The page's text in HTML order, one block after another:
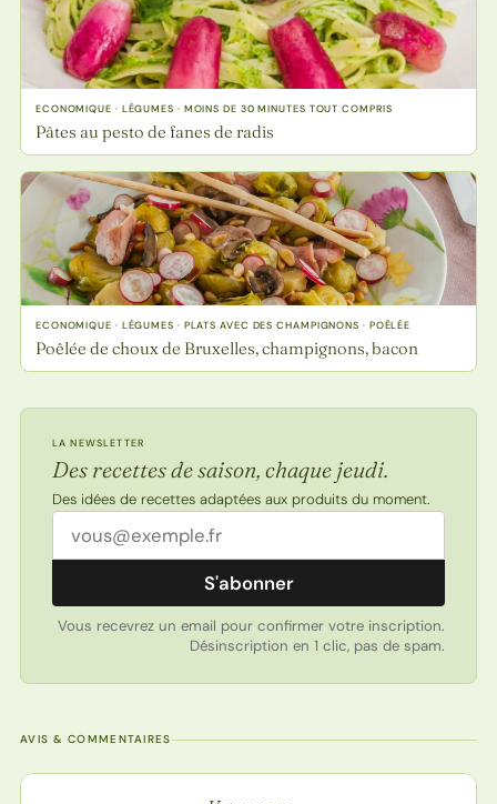
ECONOMIQUE · LÉGUMES · MOINS DE 30 MINUTES TOUT COMPRIS
Pâtes au pesto de fanes de radis
ECONOMIQUE · LÉGUMES · PLATS AVEC DES CHAMPIGNONS · POÊLÉE
Poêlée de choux de Bruxelles, champignons, bacon
LA NEWSLETTER
Des recettes de saison, chaque jeudi.
Des idées de recettes adaptées aux produits du moment.
Adresse email
S'abonner
Vous recevrez un email pour confirmer votre inscription.
Désinscription en 1 clic, pas de spam.
AVIS & COMMENTAIRES
Note de la recette